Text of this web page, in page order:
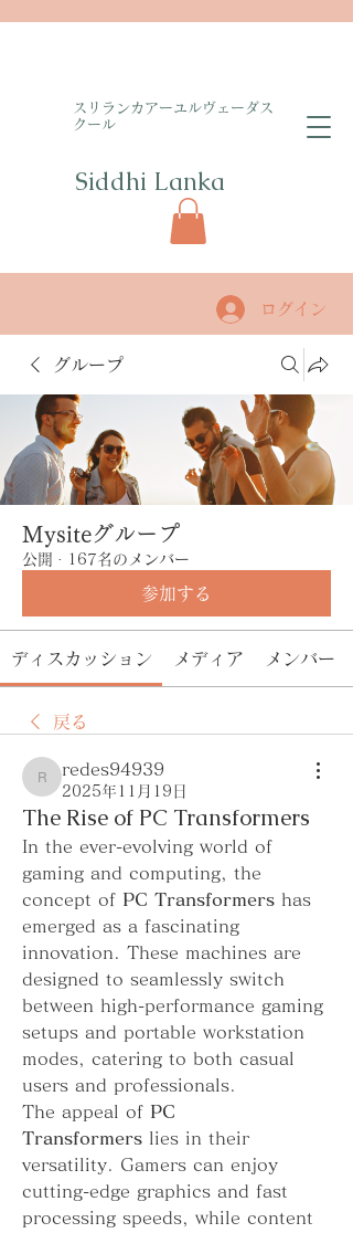
​スリランカアーユルヴェーダス
クール
Siddhi Lanka​
ログイン
グループ
Mysiteグループ
公開 · 167名のメンバー
参加する
ディスカッション メディア メンバー
戻る
redes94939
redes94939
2025年11月19日
The Rise of PC Transformers
In the ever-evolving world of
gaming and computing, the
concept of PC Transformers has
emerged as a fascinating
innovation. These machines are
designed to seamlessly switch
between high-performance gaming
setups and portable workstation
modes, catering to both casual
users and professionals.
The appeal of PC
Transformers lies in their
versatility. Gamers can enjoy
cutting-edge graphics and fast
processing speeds, while content